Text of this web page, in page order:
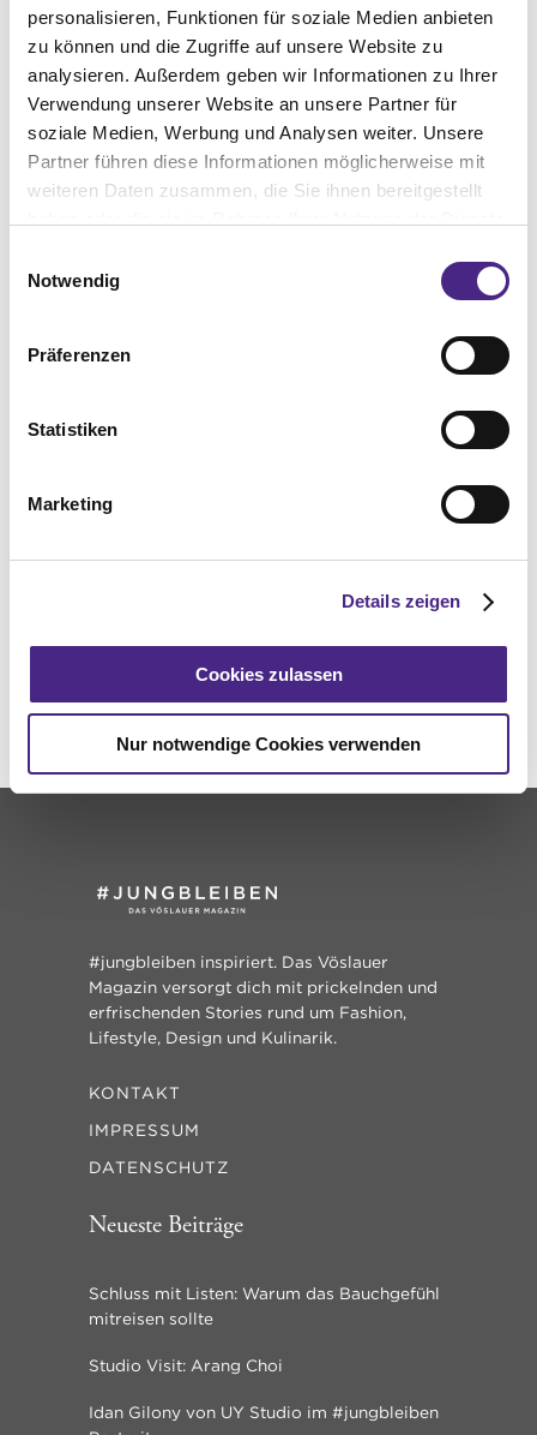
personalisieren, Funktionen für soziale Medien anbieten
zu können und die Zugriffe auf unsere Website zu
analysieren. Außerdem geben wir Informationen zu Ihrer
Verwendung unserer Website an unsere Partner für
soziale Medien, Werbung und Analysen weiter. Unsere
Partner führen diese Informationen möglicherweise mit
weiteren Daten zusammen, die Sie ihnen bereitgestellt
Cookies, wenn Sie unsere Webseite weiterhin nutzen.
Notwendig
Präferenzen
Statistiken
Marketing
Details zeigen
Cookies zulassen
Nur notwendige Cookies verwenden
Die faszinierende Welt des
Honigs
Foto: © Unsplash / hiveboxx, Wolfgang Hasselmann
#jungbleiben inspiriert. Das Vöslauer
Magazin versorgt dich mit prickelnden und
erfrischenden Stories rund um Fashion,
Lifestyle, Design und Kulinarik.
KONTAKT
IMPRESSUM
DATENSCHUTZ
Neueste Beiträge
Schluss mit Listen: Warum das Bauchgefühl
mitreisen sollte
Studio Visit: Arang Choi
Idan Gilony von UY Studio im #jungbleiben